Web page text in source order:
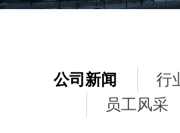
公司新闻
行
员工风采